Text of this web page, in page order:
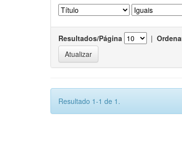
Resultados/Página |
Resultado 1-1 de 1.